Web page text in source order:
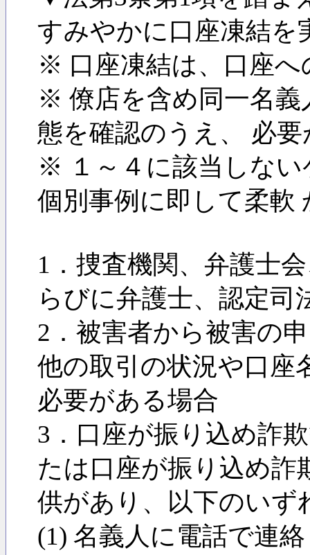
すみやかに口座凍結を
※ 口座凍結は、口座へ
※ 僚店を含め同一名義
態を確認のうえ、 必
※ １～４に該当しな
個別事例に即して柔軟
1．捜査機関、弁護士
らびに弁護士、認定司
2．被害者から被害の
他の取引の状況や口座
必要がある場合
3．口座が振り込め詐
たは口座が振り込め詐
供があり、以下のいず
(1) 名義人に電話で連